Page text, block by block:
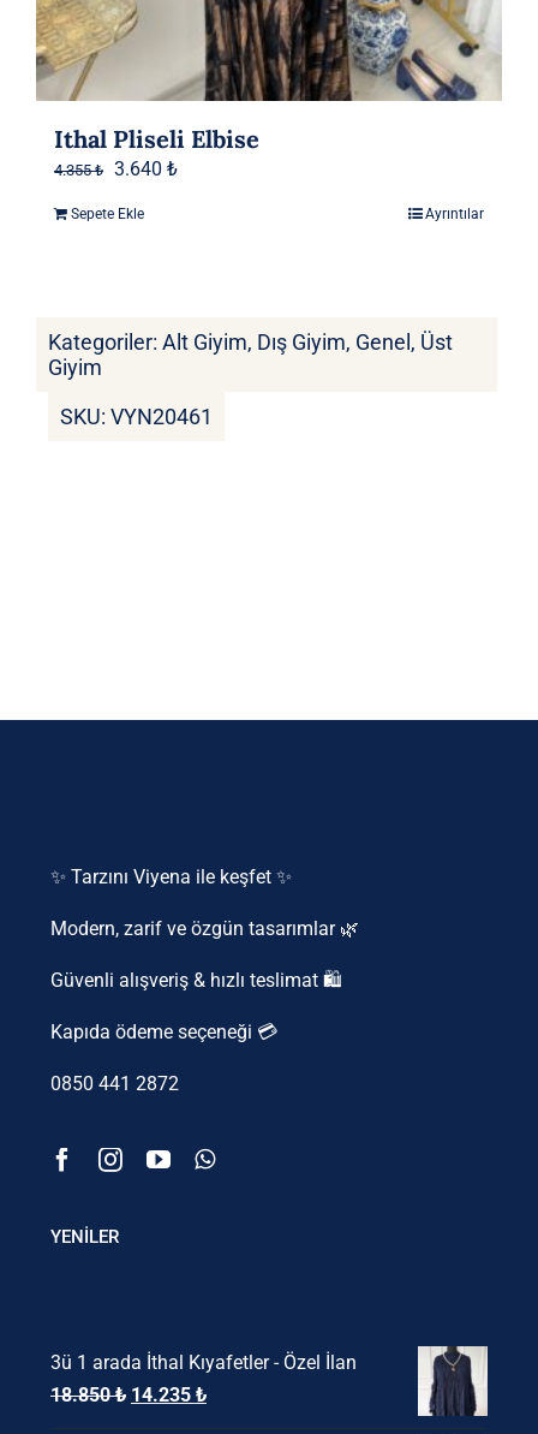
Ithal Pliseli Elbise
4.355₺
Orijinal
3.640 ₺Şu
Sepete Ekle Ayrıntılar
Kategoriler: Alt Giyim, Dış Giyim, Genel , Üst
Giyim
SKU: VYN20461
✨ Tarzını Viyena ile keşfet ✨
Modern, zarif ve özgün tasarımlar 🌿
Güvenli alışveriş & hızlı teslimat 🛍️
Kapıda ödeme seçeneği 💳
0850 441 2872
YENİLER
3ü 1 arada İthal Kıyafetler - Özel İlan
18.850₺ Orijinal
fiyat:
14.235 ₺Şu
andaki